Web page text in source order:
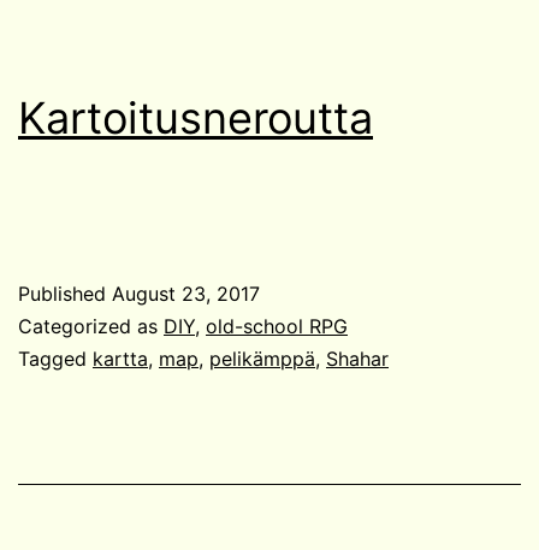
Kartoitusneroutta
Published August 23, 2017
Categorized as DIY, old-school RPG
Tagged kartta, map, pelikämppä, Shahar